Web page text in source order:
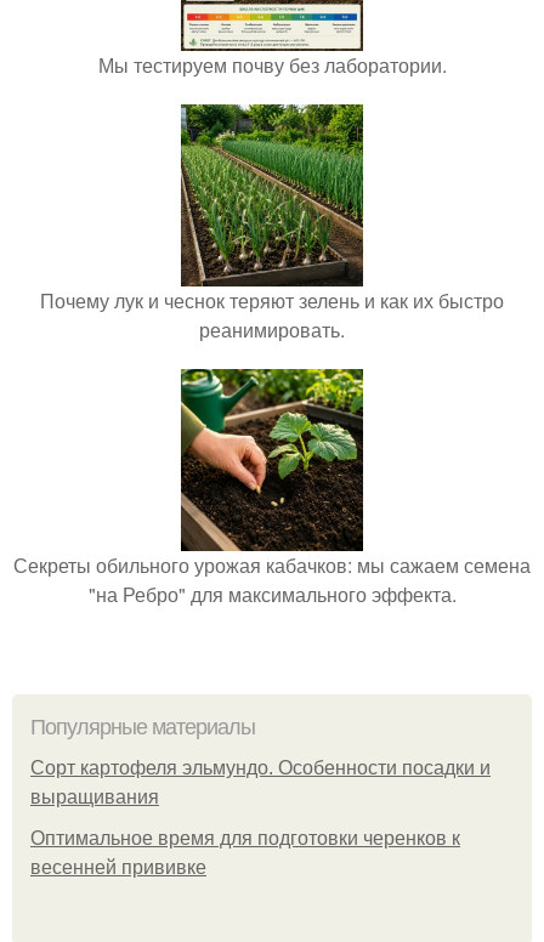
Мы тестируем почву без лаборатории.
Почему лук и чеснок теряют зелень и как их быстро
реанимировать.
Секреты обильного урожая кабачков: мы сажаем семена
"на Ребро" для максимального эффекта.
Популярные материалы
Сорт картофеля эльмундо. Особенности посадки и
выращивания
Оптимальное время для подготовки черенков к
весенней прививке